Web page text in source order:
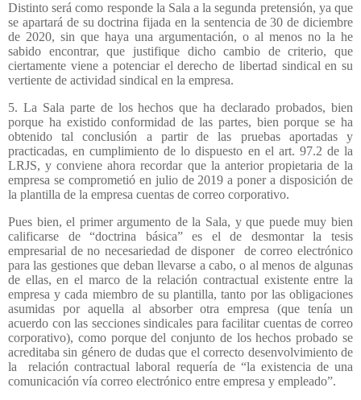
Distinto será como responde la Sala a la segunda pretensión, ya que
se apartará de su doctrina fijada en la sentencia de 30 de diciembre
de 2020, sin que haya una argumentación, o al menos no la he
sabido encontrar, que justifique dicho cambio de criterio, que
ciertamente viene a potenciar el derecho de libertad sindical en su
vertiente de actividad sindical en la empresa.
5. La Sala parte de los hechos que ha declarado probados, bien
porque ha existido conformidad de las partes, bien porque se ha
obtenido tal conclusión a partir de las pruebas aportadas y
practicadas, en cumplimiento de lo dispuesto en el art. 97.2 de la
LRJS, y conviene ahora recordar que la anterior propietaria de la
empresa se comprometió en julio de 2019 a poner a disposición de
la plantilla de la empresa cuentas de correo corporativo.
Pues bien, el primer argumento de la Sala, y que puede muy bien
calificarse de “doctrina básica” es el de desmontar la tesis
empresarial de no necesariedad de disponer
de correo electrónico
para las gestiones que deban llevarse a cabo, o al menos de algunas
de ellas, en el marco de la relación contractual existente entre la
empresa y cada miembro de su plantilla, tanto por las obligaciones
asumidas por aquella al absorber otra empresa (que tenía un
acuerdo con las secciones sindicales para facilitar cuentas de correo
corporativo), como porque del conjunto de los hechos probado se
acreditaba sin género de dudas que el correcto desenvolvimiento de
la
relación contractual laboral requería de “la existencia de una
comunicación vía correo electrónico entre empresa y empleado”.